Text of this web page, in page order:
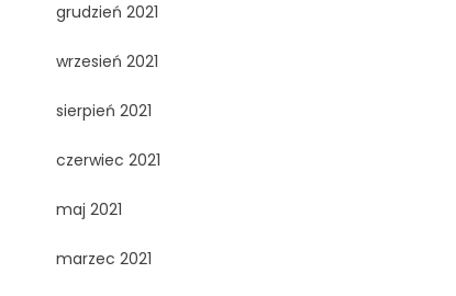
grudzień 2021
wrzesień 2021
sierpień 2021
czerwiec 2021
maj 2021
marzec 2021